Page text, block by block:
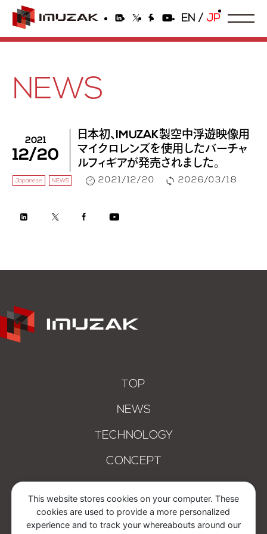
EN / JP
NEWS
2021
12/20
日本初、IMUZAK製空中浮遊映像用
マイクロレンズを使用したバーチャ
ルフィギアが発売されました。
Japanese NEWS 2021/12/20 2026/03/18
TOP
NEWS
TECHNOLOGY
CONCEPT
CONTACT
This website stores cookies on your computer. These
cookies are used to provide a more personalized
experience and to track your whereabouts around our